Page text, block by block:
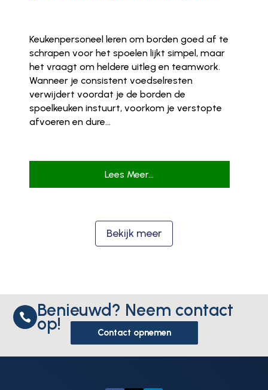
Keukenpersoneel leren om borden goed af te
schrapen voor het spoelen lijkt simpel, maar
het vraagt om heldere uitleg en teamwork.
Wanneer je consistent voedselresten
verwijdert voordat je de borden de
spoelkeuken instuurt, voorkom je verstopte
afvoeren en dure...
Lees Meer...
Bekijk meer
 Benieuwd? Neem contact
op! Contact opnemen